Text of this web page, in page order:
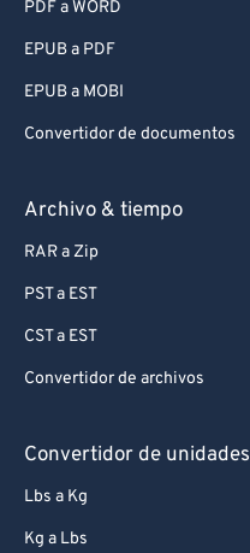
PDF a WORD
EPUB a PDF
EPUB a MOBI
Convertidor de documentos
Archivo & tiempo
RAR a Zip
PST a EST
CST a EST
Convertidor de archivos
Convertidor de unidades
Lbs a Kg
Kg a Lbs